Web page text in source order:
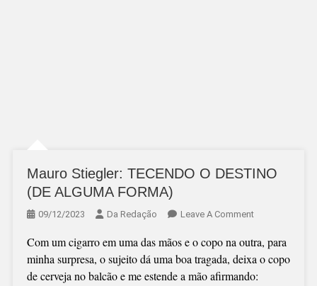
Mauro Stiegler: TECENDO O DESTINO
(DE ALGUMA FORMA)
09/12/2023 Da Redação Leave A CommentOn
Stiegler:
TECENDO
O
Com um cigarro em uma das mãos e o copo na outra, para
minha surpresa, o sujeito dá uma boa tragada, deixa o copo
de cerveja no balcão e me estende a mão afirmando: